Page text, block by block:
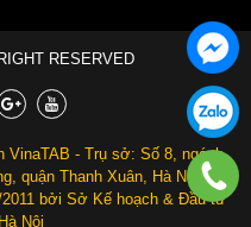
RESERVED
VinaTAB - Trụ sở: Số 8, ngách
quận Thanh Xuân, Hà Nội. Số
bởi Sở Kế hoạch & Đầu tư
Nội